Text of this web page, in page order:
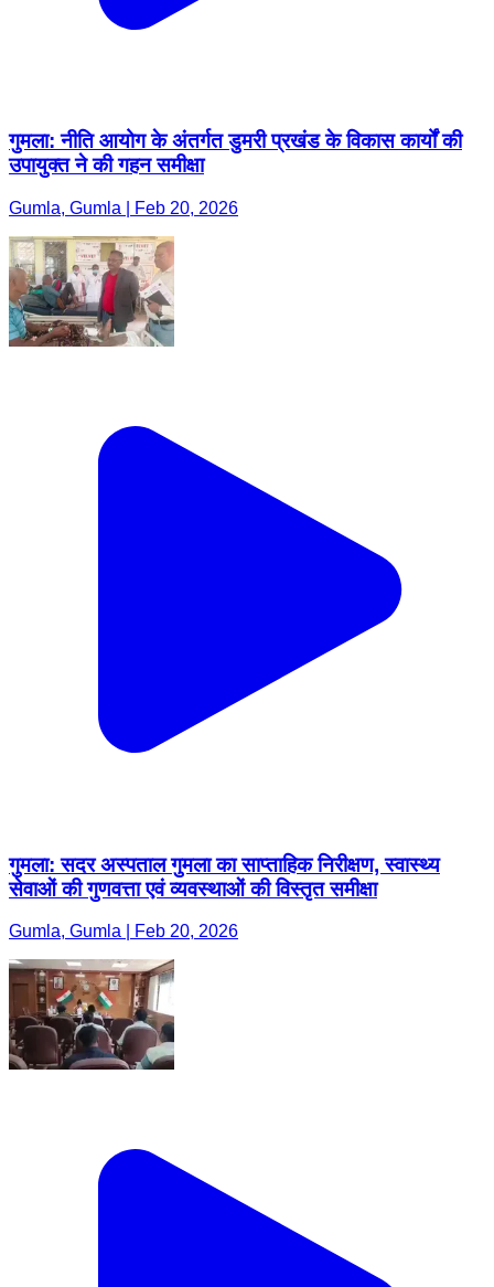
गुमला: नीति आयोग के अंतर्गत डुमरी प्रखंड के विकास कार्यों की
उपायुक्त ने की गहन समीक्षा
Gumla, Gumla | Feb 20, 2026
गुमला: सदर अस्पताल गुमला का साप्ताहिक निरीक्षण, स्वास्थ्य
सेवाओं की गुणवत्ता एवं व्यवस्थाओं की विस्तृत समीक्षा
Gumla, Gumla | Feb 20, 2026